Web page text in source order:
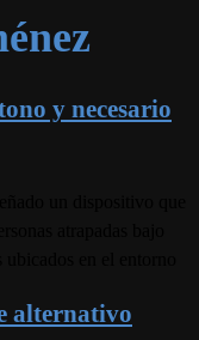
y necesario
alternativo